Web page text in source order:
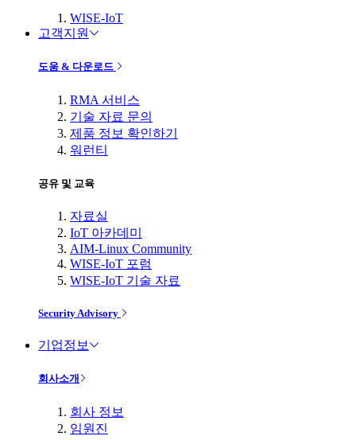
WISE-IoT
고객지원
도움 & 다운로드
RMA 서비스
기술 자료 문의
제품 정보 확인하기
워런티
공유 및 교육
자료실
IoT 아카데미
AIM-Linux Community
WISE-IoT 포럼
WISE-IoT 기술 자료
Security Advisory
기업정보
회사소개
회사 정보
임원진